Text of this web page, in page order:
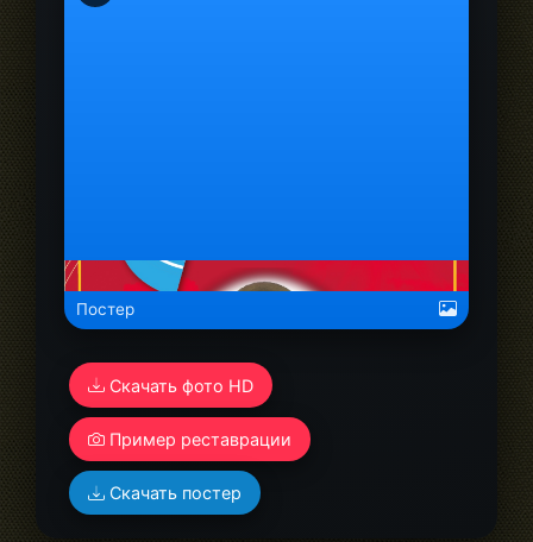
alt="Билзен Эдуард Владимирович">
Постер
Скачать фото HD
Пример реставрации
Скачать постер